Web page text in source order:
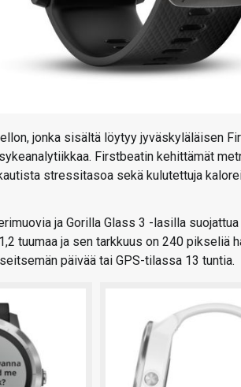
jonka sisältä löytyy jyväskyläläisen
Firstbeatin kehittämät
stressitasoa sekä kulutettuja
ja Gorilla Glass 3 -lasilla
tuumaa ja sen tarkkuus on 240 pikseliä
päivää tai GPS-tilassa 13 tuntia.